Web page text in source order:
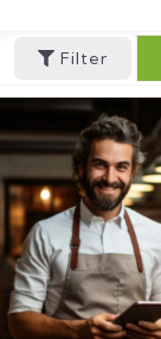
Filter